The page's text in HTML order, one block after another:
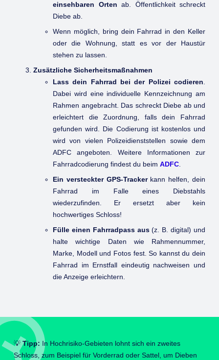
einsehbaren Orten ab. Öffentlichkeit schreckt
Diebe ab.
Wenn möglich, bring dein Fahrrad in den Keller
oder die Wohnung, statt es vor der Haustür
stehen zu lassen.
Zusätzliche Sicherheitsmaßnahmen
Lass dein Fahrrad bei der Polizei codieren
Dabei wird eine individuelle Kennzeichnung am
Rahmen angebracht. Das schreckt Diebe ab und
erleichtert die Zuordnung, falls dein Fahrrad
gefunden wird. Die Codierung ist kostenlos und
wird von vielen Polizeidienststellen sowie dem
ADFC angeboten. Weitere Informationen zur
Fahrradcodierung findest du beim ADFC
Ein versteckter GPS-Trackerkann helfen, dein
Fahrrad im Falle eines Diebstahls
wiederzufinden. Er ersetzt aber kein
hochwertiges Schloss!
Fülle einen Fahrradpass aus(z. B. digital) und
halte wichtige Daten wie Rahmennummer,
Marke, Modell und Fotos fest. So kannst du dein
Fahrrad im Ernstfall eindeutig nachweisen und
die Anzeige erleichtern.
💡 Tipp: In Hochrisiko-Gebieten lohnt sich ein zweites
Schloss, zum Beispiel für Vorderrad oder Sattel, um Dieben